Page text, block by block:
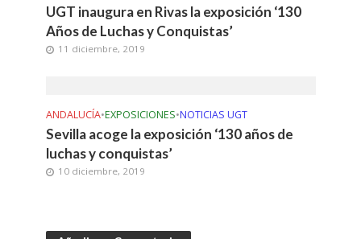
UGT inaugura en Rivas la exposición ‘130
Años de Luchas y Conquistas’
11 diciembre, 2019
ANDALUCÍA•EXPOSICIONES•NOTICIAS UGT
Sevilla acoge la exposición ‘130 años de
luchas y conquistas’
10 diciembre, 2019